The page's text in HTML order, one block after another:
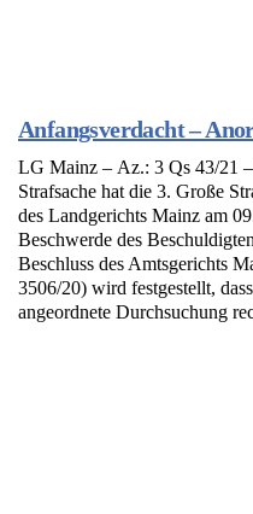
Anfangsverdacht –
LG Mainz – Az.: 3 Qs 43/21
Strafsache hat die 3. Große
des Landgerichts Mainz am
Beschwerde des
Beschluss des Amtsgerichts
3506/20) wird festgestellt,
angeordnete Durchsuchung